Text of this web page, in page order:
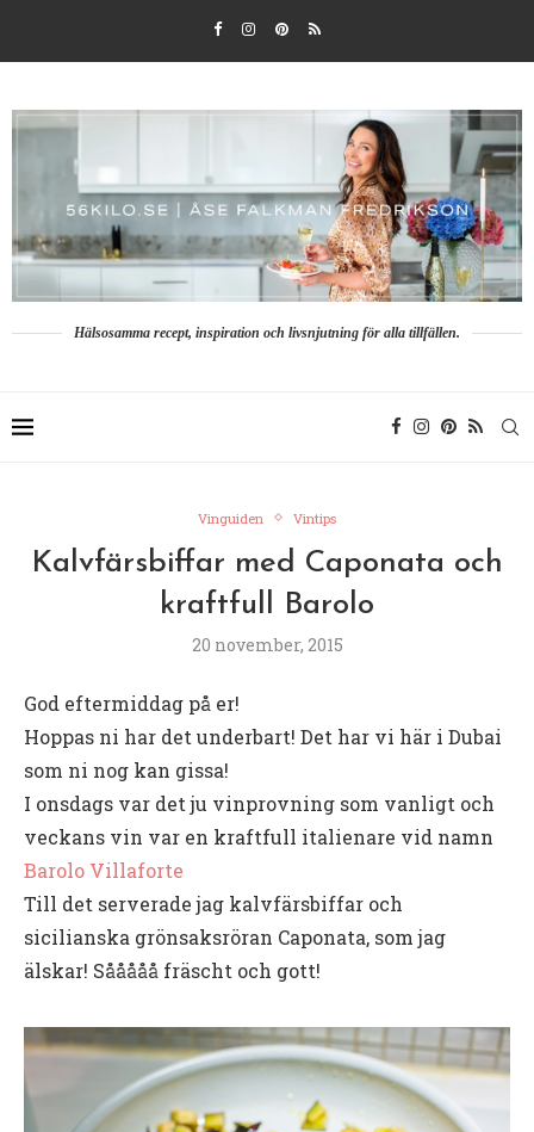
Hälsosamma recept, inspiration och livsnjutning för alla tillfällen.
Vinguiden Vintips
Kalvfärsbiffar med Caponata och
kraftfull Barolo
20 november, 2015
God eftermiddag på er!
Hoppas ni har det underbart! Det har vi här i Dubai
som ni nog kan gissa!
I onsdags var det ju vinprovning som vanligt och
veckans vin var en kraftfull italienare vid namn
Barolo Villaforte
Till det serverade jag kalvfärsbiffar och
sicilianska grönsaksröran Caponata, som jag
älskar! Sååååå fräscht och gott!